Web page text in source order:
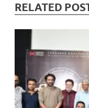
RELATED